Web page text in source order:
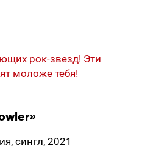
рок-звезд! Эти
моложе тебя!
сингл, 2021